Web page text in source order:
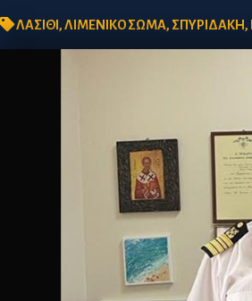
ΛΑΣΙΘΙ ,ΛΙΜΕΝΙΚΟ ΣΩΜΑ, ΣΠΥΡΙΔΑΚΗ,